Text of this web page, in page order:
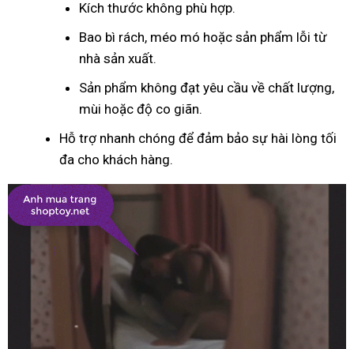
Kích thước không phù hợp.
Bao bì rách, méo mó hoặc sản phẩm lỗi từ
nhà sản xuất.
Sản phẩm không đạt yêu cầu về chất lượng,
mùi hoặc độ co giãn.
Hỗ trợ nhanh chóng để đảm bảo sự hài lòng tối
đa cho khách hàng.